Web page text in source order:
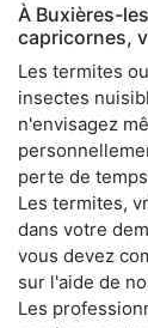
À Buxières-
capricornes,
Les termites
insectes
n'envisagez
perte de
Les termites,
dans votre
vous devez
sur l'aide de
Les